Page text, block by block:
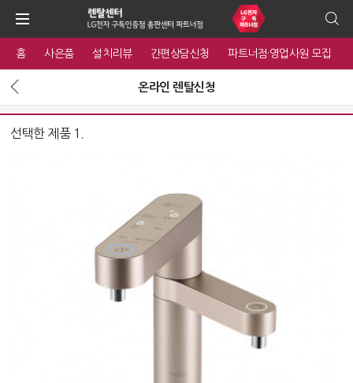
홈 사은품 설치리뷰 간편상담신청 파트너점·영업사원 모집
온라인 렌탈신청
선택한 제품 1.